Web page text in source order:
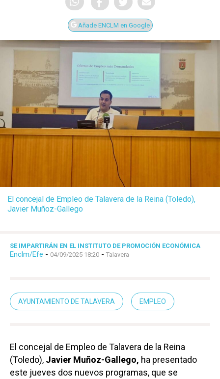
Añade ENCLM en Google
El concejal de Empleo de Talavera de la Reina (Toledo),
Javier Muñoz-Gallego
SE IMPARTIRÁN EN EL INSTITUTO DE PROMOCIÓN ECONÓMICA
Enclm/Efe - 04/09/2025 18:20 - Talavera
AYUNTAMIENTO DE TALAVERA EMPLEO
El concejal de Empleo de Talavera de la Reina
(Toledo), Javier Muñoz-Gallego, ha presentado
este jueves dos nuevos programas, que se